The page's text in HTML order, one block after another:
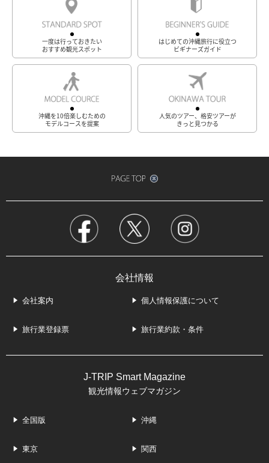
一度は行っておきたい
おすすめ観光スポット
はじめての沖縄旅行に役立つ
ビギナーズガイド
沖縄を10倍楽しむための
モデルコースを提案
人気のツアー、格安ツアーが
きっと見つかる
会社情報
会社案内 個人情報保護について
旅行業登録票 旅行業約款・条件
J-TRIP Smart Magazine
観光情報ウェブマガジン
全国版 沖縄
東京 関西